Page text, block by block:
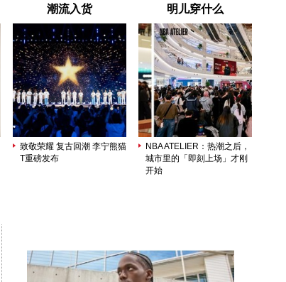
潮流入货
致敬荣耀 复古回潮 李宁熊猫
T重磅发布
明儿穿什么
NBA ATELIER：热潮之后，
城市里的「即刻上场」才刚
开始